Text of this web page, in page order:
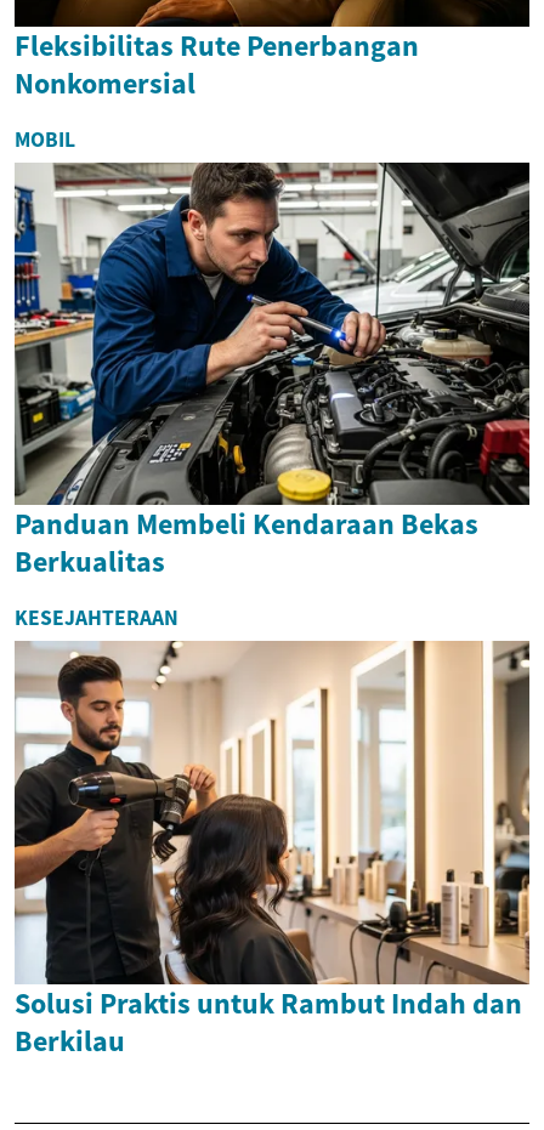
Fleksibilitas Rute Penerbangan
Nonkomersial
MOBIL
Panduan Membeli Kendaraan Bekas
Berkualitas
KESEJAHTERAAN
Solusi Praktis untuk Rambut Indah dan
Berkilau